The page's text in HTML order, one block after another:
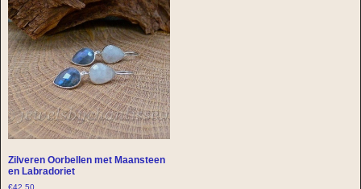
Zilveren Oorbellen met Maansteen
en Labradoriet
€42,50